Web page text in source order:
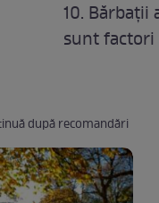
10. Bărbaţii
sunt factori
după recomandări